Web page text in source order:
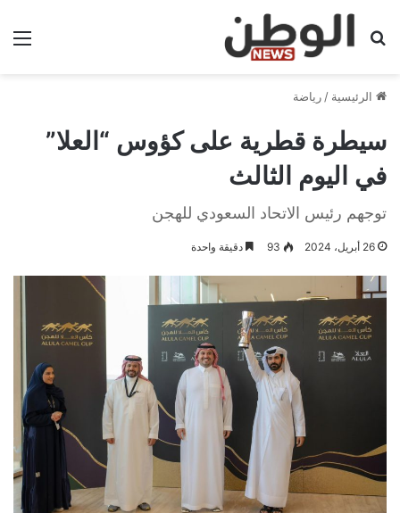
بحث عن
الرئيسية / رياضة
سيطرة قطرية على كؤوس “العلا”
في اليوم الثالث
توجهم رئيس الاتحاد السعودي للهجن
26 أبريل، 2024 93 دقيقة واحدة